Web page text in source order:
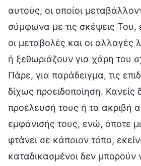
αυτούς, οι οποίοι
σύμφωνα με τις σκέψεις Του,
οι μεταβολές και οι
ή ξεθωριάζουν για χάρη του
Πάρε, για παράδειγμα, τις
δίχως προειδοποίηση. Κανείς
προέλευσή τους ή τα ακριβή
εμφάνισής τους, ενώ, όποτε
φτάνει σε κάποιον τόπο,
καταδικασμένοι δεν μπορούν